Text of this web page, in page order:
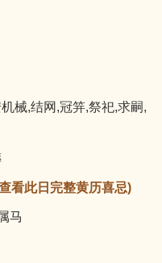
械,结网,冠笄,祭祀,求嗣,
看此日完整黄历喜忌)
马